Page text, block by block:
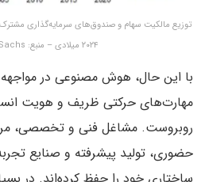
توزیع مالکیت سهام و صندوق‌های سرمایه‌گذاری
۲۰۲۴ میلادی – منبع: Goldman Sachs
با این حال، هوش مصنوعی در مواجهه
مهارت‌های حرکتی ظریف و هویت
روبروست. مشاغل فنی و تخصصی،
حضوری، تولید پیشرفته و صنایع